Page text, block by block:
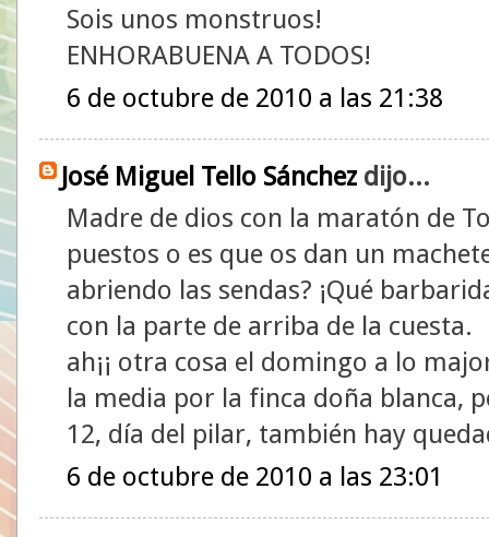
Sois unos monstruos!
ENHORABUENA A TODOS!
6 de octubre de 2010 a las 21:38
José Miguel Tello Sánchez dijo...
Madre de dios con la maratón de
puestos o es que os dan un
abriendo las sendas? ¡Qué
con la parte de arriba de la cuesta.
ah¡¡ otra cosa el domingo a lo
la media por la finca doña blanca,
12, día del pilar, también hay
6 de octubre de 2010 a las 23:01